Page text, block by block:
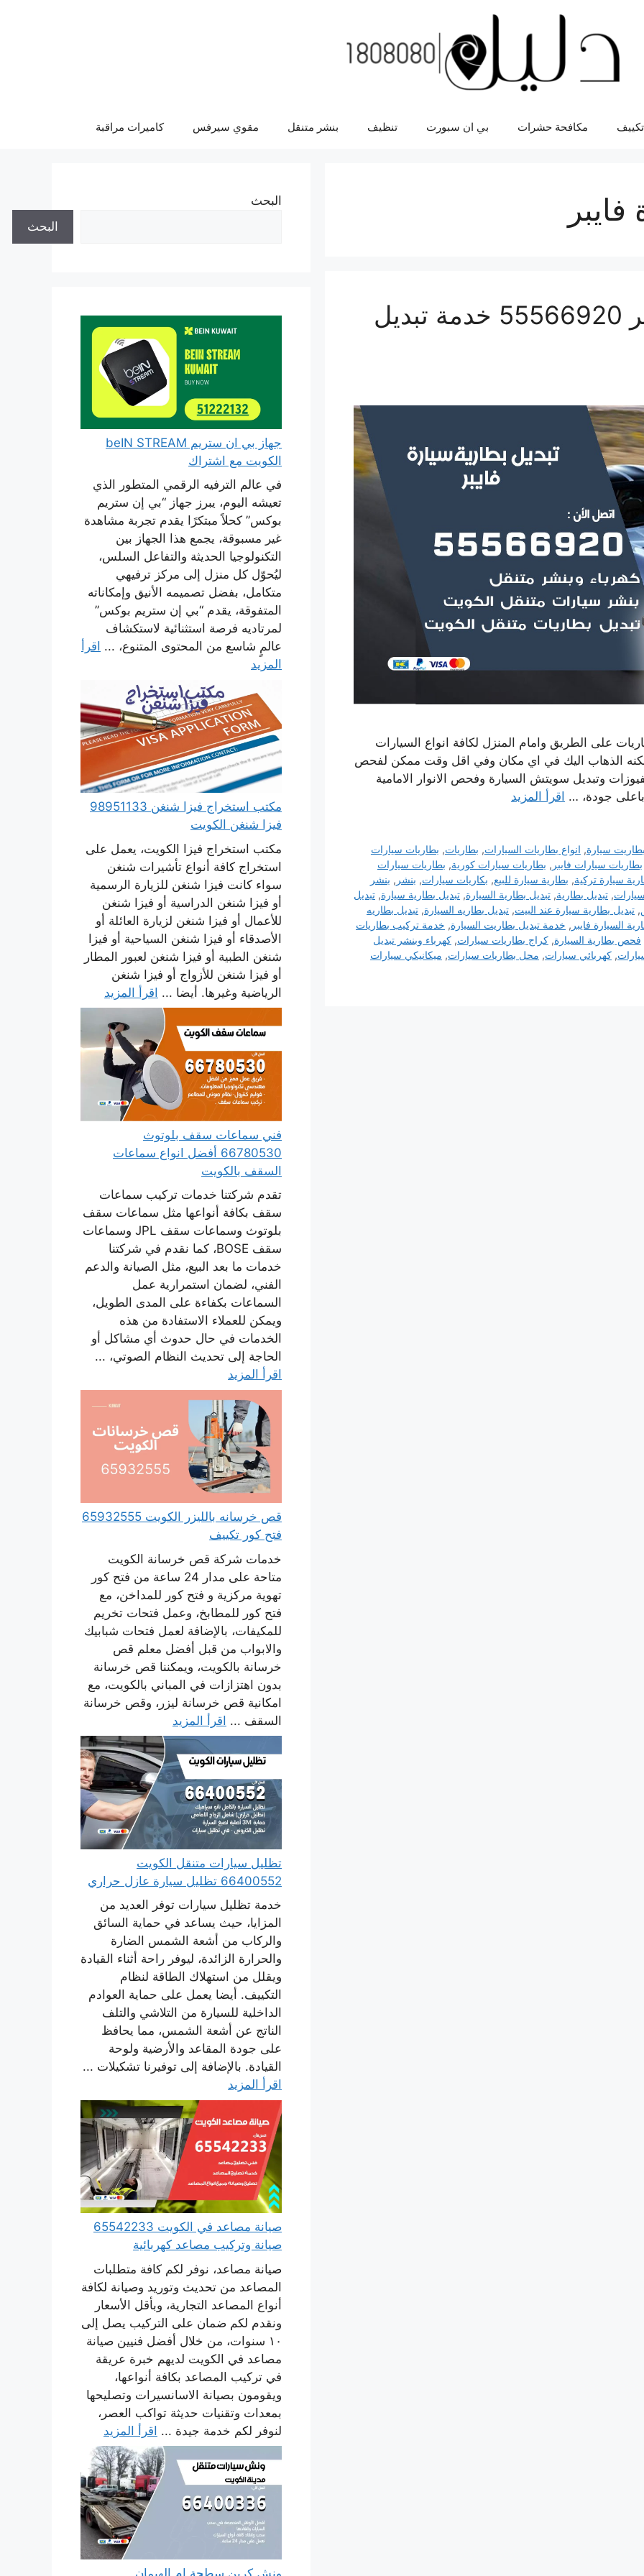
تكييف مكافحة حشرات بي ان سبورت تنظيف بنشر متنقل مقوي سيرفس كاميرات مراقبة
تبديل بطارية سيارة فايبر 55566920 خدمة تبديل
على الطريق وامام المنزل لكافة انواع السيارات
الذهاب اليك في اي مكان وفي اقل وقت ممكن لفحص
وتبديل سويتش السيارة وفحص الانوار الامامية
جودة، … اقرأ المزيد
سيارة, انواع بطاريات السيارات, بطاريات, بطاريات سيارات
بطاريات سيارات فايبر , بطاريات سيارات كورية, بطاريات سيارات
سيارة تركية, بطارية سيارة للبيع, بكاريات سيارات, بنشر , بنشر
, تبديل بطارية, تبديل بطارية السيارة, تبديل بطارية سيارة, تبديل
, تبديل بطارية سيارة عند البيت, تبديل بطاريه السيارة, تبديل بطاريه
السيارة فايبر , خدمة تبديل بطاريت السيارة, خدمة تركيب بطاريات
فحص بطارية السيارة, كراج بطاريات سيارات, كهرباء وبنشر تبديل
, كهربائي سيارات, محل بطاريات سيارات, ميكانيكي سيارات
البحث
البحث
جهاز بي ان ستريم beIN STREAM
الكويت مع اشتراك
في عالم الترفيه الرقمي المتطور الذي
تعيشه اليوم، يبرز جهاز “بي إن ستريم
بوكس” كحلاً مبتكرًا يقدم تجربة مشاهدة
غير مسبوقة، يجمع هذا الجهاز بين
التكنولوجيا الحديثة والتفاعل السلس،
ليُحوّل كل منزل إلى مركز ترفيهي
متكامل، بفضل تصميمه الأنيق وإمكاناته
المتفوقة، يقدم “بي إن ستريم بوكس”
لمرتاديه فرصة استثنائية لاستكشاف
عالمٍ شاسع من المحتوى المتنوع، ... اقرأ
المزيد
مكتب استخراج فيزا شنغن 98951133
فيزا شنغن الكويت
مكتب استخراج فيزا الكويت، يعمل على
استخراج كافة أنواع تأشيرات شنغن
سواء كانت فيزا شنغن للزيارة الرسمية
أو فيزا شنغن الدراسية أو فيزا شنغن
للأعمال أو فيزا شنغن لزيارة العائلة أو
الأصدقاء أو فيزا شنغن السياحية أو فيزا
شنغن الطبية أو فيزا شنغن لعبور المطار
أو فيزا شنغن للأزواج أو فيزا شنغن
الرياضية وغيرها. أيضا ... اقرأ المزيد
فني سماعات سقف بلوتوث
66780530 أفضل انواع سماعات
السقف بالكويت
تقدم شركتنا خدمات تركيب سماعات
سقف بكافة أنواعها مثل سماعات سقف
بلوتوث وسماعات سقف JPL وسماعات
سقف BOSE، كما نقدم في شركتنا
خدمات ما بعد البيع، مثل الصيانة والدعم
الفني، لضمان استمرارية عمل
السماعات بكفاءة على المدى الطويل،
ويمكن للعملاء الاستفادة من هذه
الخدمات في حال حدوث أي مشاكل أو
الحاجة إلى تحديث النظام الصوتي، ...
اقرأ المزيد
قص خرسانه بالليزر الكويت 65932555
فتح كور تكييف
خدمات شركة قص خرسانة الكويت
متاحة على مدار 24 ساعة من فتح كور
تهوية مركزية و فتح كور للمداخن، مع
فتح كور للمطابخ، وعمل فتحات تخريم
للمكيفات، بالإضافة لعمل فتحات شبابيك
والابواب من قبل أفضل معلم قص
خرسانة بالكويت، ويمكننا قص خرسانة
بدون اهتزازات في المباني بالكويت، مع
امكانية قص خرسانة ليزر، وقص خرسانة
السقف ... اقرأ المزيد
تظليل سيارات متنقل الكويت
66400552 تظليل سيارة عازل حراري
خدمة تظليل سيارات توفر العديد من
المزايا، حيث يساعد في حماية السائق
والركاب من أشعة الشمس الضارة
والحرارة الزائدة، ليوفر راحة أثناء القيادة
ويقلل من استهلاك الطاقة لنظام
التكييف. أيضا يعمل على حماية العوادم
الداخلية للسيارة من التلاشي والتلف
الناتج عن أشعة الشمس، مما يحافظ
على جودة المقاعد والأرضية ولوحة
القيادة. بالإضافة إلى توفيرنا تشكيلات ...
اقرأ المزيد
صيانة مصاعد في الكويت 65542233
صيانة وتركيب مصاعد كهربائية
صيانة مصاعد، نوفر لكم كافة متطلبات
المصاعد من تحديث وتوريد وصيانة لكافة
أنواع المصاعد التجارية، وبأقل الأسعار
ونقدم لكم ضمان على التركيب يصل إلى
١٠ سنوات، من خلال أفضل فنيين صيانة
مصاعد في الكويت لديهم خبرة عريقة
في تركيب المصاعد بكافة أنواعها،
ويقومون بصيانة الاسانسيرات وتصليحها
بمعدات وتقنيات حديثة تواكب العصر،
لنوفر لكم خدمة جيدة ... اقرأ المزيد
ونش كرين سطحة ام الهيمان